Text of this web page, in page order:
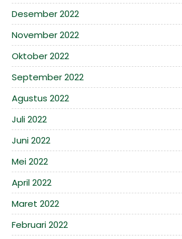
Desember 2022
November 2022
Oktober 2022
September 2022
Agustus 2022
Juli 2022
Juni 2022
Mei 2022
April 2022
Maret 2022
Februari 2022